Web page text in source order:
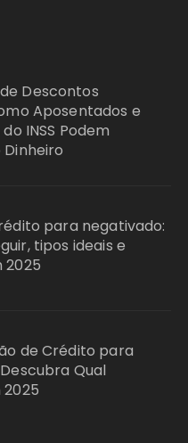
Descontos
Aposentados e
INSS Podem
para negativado:
tipos ideais e
2025
de Crédito para
Qual